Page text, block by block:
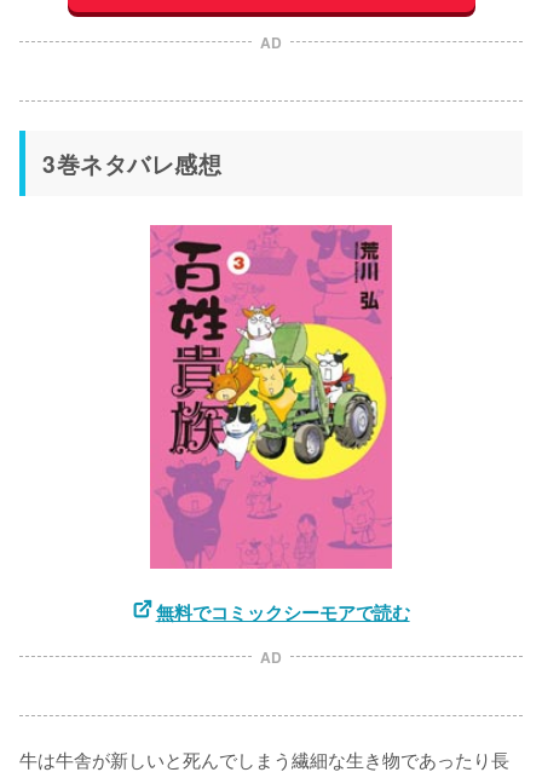
AD
3巻ネタバレ感想
無料でコミックシーモアで読む
AD
牛は牛舎が新しいと死んでしまう繊細な生き物であったり長